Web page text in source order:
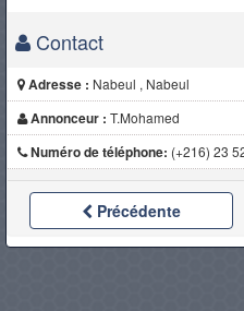
Contact
Adresse : Nabeul , Nabeul
Annonceur : T.Mohamed
Numéro de téléphone: (+216) 23
Précédente